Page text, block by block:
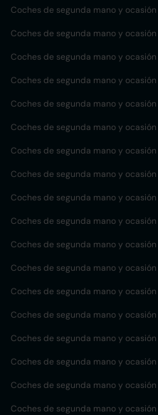
Coches de segunda mano y ocasión
Coches de segunda mano y ocasión
Coches de segunda mano y ocasión
Coches de segunda mano y ocasión
Coches de segunda mano y ocasión
Coches de segunda mano y ocasión
Coches de segunda mano y ocasión
Coches de segunda mano y ocasión
Coches de segunda mano y ocasión
Coches de segunda mano y ocasión
Coches de segunda mano y ocasión
Coches de segunda mano y ocasión
Coches de segunda mano y ocasión
Coches de segunda mano y ocasión
Coches de segunda mano y ocasión
Coches de segunda mano y ocasión
Coches de segunda mano y ocasión
Coches de segunda mano y ocasión